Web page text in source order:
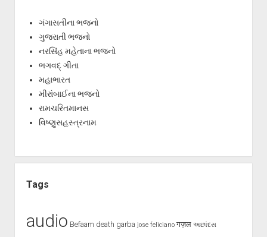
ગંગાસતીના ભજનો
ગુજરાતી ભજનો
નરસિંહ મહેતાના ભજનો
ભગવદ્ ગીતા
મહાભારત
મીરાંબાઈના ભજનો
રામચરિતમાનસ
વિષ્ણુસહસ્ત્રનામ
Tags
audio Befaam death garba jose feliciano गज़ल અછાંદસ